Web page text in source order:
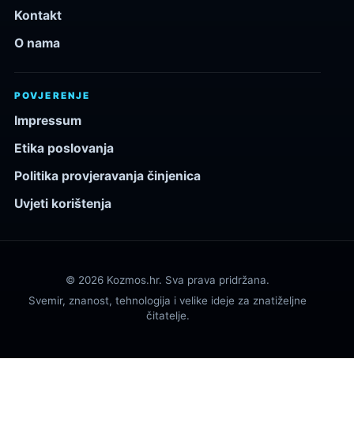
Kontakt
O nama
POVJERENJE
Impressum
Etika poslovanja
Politika provjeravanja činjenica
Uvjeti korištenja
© 2026 Kozmos.hr. Sva prava pridržana.
Svemir, znanost, tehnologija i velike ideje za znatiželjne
čitatelje.